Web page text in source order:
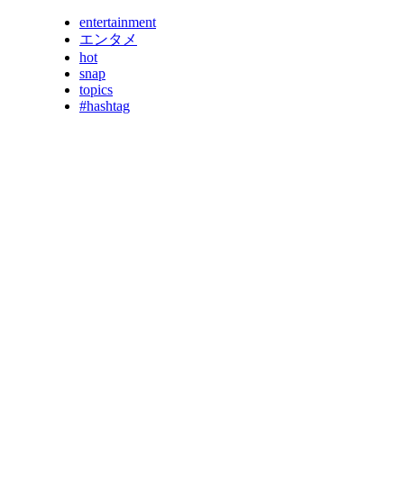
entertainment
エンタメ
hot
snap
topics
#hashtag